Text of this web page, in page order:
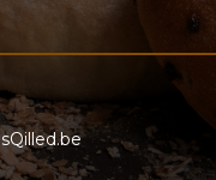
sQilled.be